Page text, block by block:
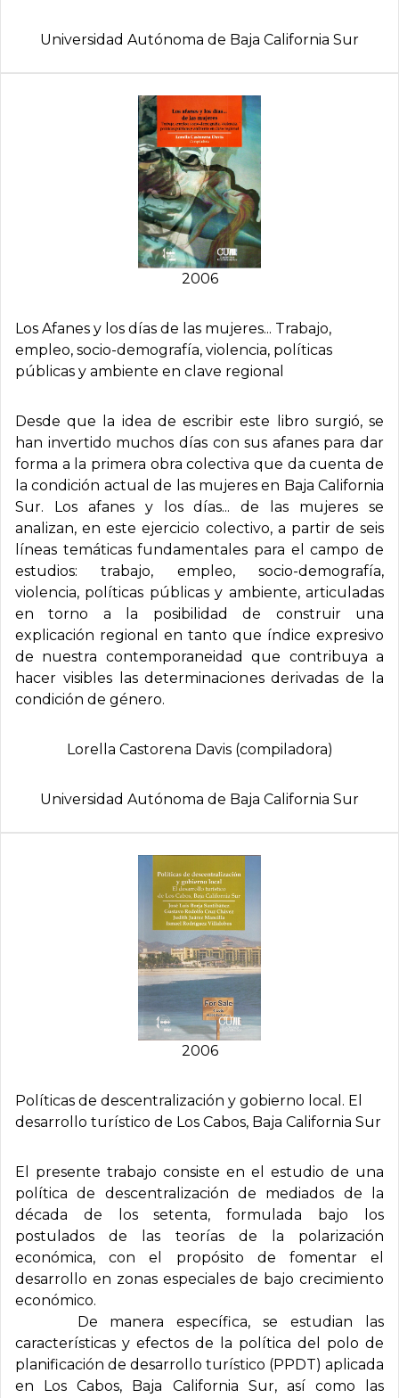
Universidad Autónoma de Baja California Sur
2006
Los Afanes y los dí­as de las mujeres... Trabajo,
empleo, socio-demografí­a, violencia, polí­ticas
públicas y ambiente en clave regional
Desde que la idea de escribir este libro surgió, se
han invertido muchos días con sus afanes para dar
forma a la primera obra colectiva que da cuenta de
la condición actual de las mujeres en Baja California
Sur. Los afanes y los días... de las mujeres se
analizan, en este ejercicio colectivo, a partir de seis
líneas temáticas fundamentales para el campo de
estudios: trabajo, empleo, socio-demografía,
violencia, políticas públicas y ambiente, articuladas
en torno a la posibilidad de construir una
explicación regional en tanto que índice expresivo
de nuestra contemporaneidad que contribuya a
hacer visibles las determinaciones derivadas de la
condición de género.
Lorella Castorena Davis (compiladora)
Universidad Autónoma de Baja California Sur
2006
Polí­ticas de descentralización y gobierno local. El
desarrollo turí­stico de Los Cabos, Baja California Sur
El presente trabajo consiste en el estudio de una
política de descentralización de mediados de la
década de los setenta, formulada bajo los
postulados de las teorías de la polarización
económica, con el propósito de fomentar el
desarrollo en zonas especiales de bajo crecimiento
económico.
De manera específica, se estudian las
características y efectos de la política del polo de
planificación de desarrollo turístico (PPDT) aplicada
en Los Cabos, Baja California Sur, así como las